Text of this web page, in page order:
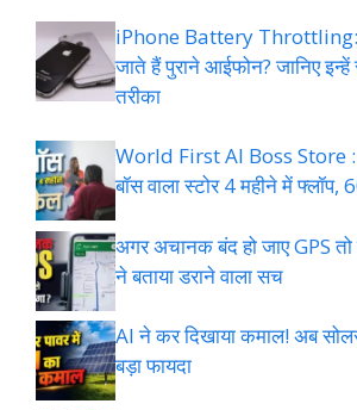
iPhone Battery Throttling:
जाते हैं पुराने आईफोन? जानिए
तरीका
World First AI Boss Store :
बॉस वाला स्टोर 4 महीने में
अगर अचानक बंद हो जाए GPS तो
ने बताया डराने वाला सच
AI ने कर दिखाया कमाल! अब
बड़ा फायदा